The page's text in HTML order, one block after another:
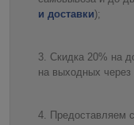
и доставки);
Скидка 20% на
на выходных через
Предоставляем